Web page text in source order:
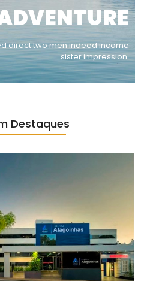
direct two men indeed income
sister impression.
Destaques